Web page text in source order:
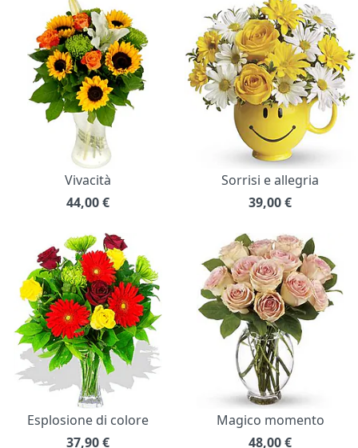
Vivacità
44,00€
Sorrisi e allegria
39,00€
Esplosione di colore
37,90€
Magico momento
48,00€